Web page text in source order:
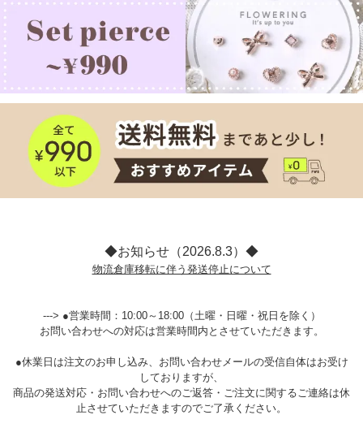
◆お知らせ（2026.8.3）◆
物流倉庫移転に伴う発送停止について
---> ●営業時間：10:00～18:00（土曜・日曜・祝日を除く）
お問い合わせへの対応は営業時間内とさせていただきます。
●休業日は注文のお申し込み、お問い合わせメールの受信自体はお受け
しておりますが、
商品の発送対応・お問い合わせへのご返答・ご注文に関するご連絡は休
止させていただきますのでご了承ください。